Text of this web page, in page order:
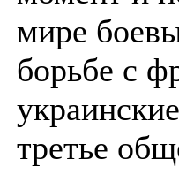
мире
борьбе с
третье